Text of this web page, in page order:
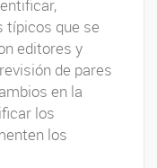
típicos que se
editores y
de pares
en la
los
los